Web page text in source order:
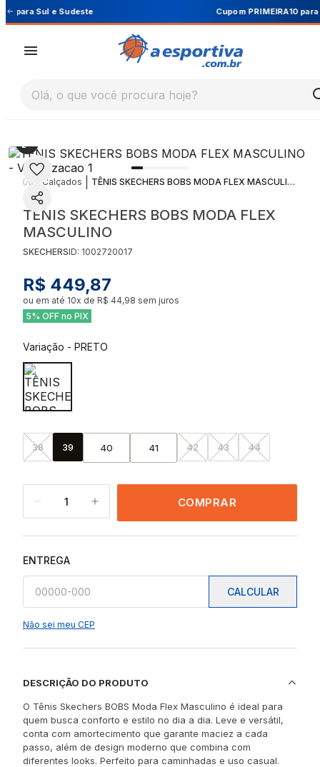
Cupom PRIMEIRA10 para 10% OFF na 1ª compra
Olá, o que você procura hoje?
Calçados TÊNIS SKECHERS BOBS MODA FLEX MASCULINO
TÊNIS SKECHERS BOBS MODA FLEX
MASCULINO
SKECHERSID: 1002720017
R$ 449,87
ou em até 10x de R$ 44,98 sem juros
5% OFF no PIX
Variação - PRETO
38 39 40 41 42 43 44
1 COMPRAR
ENTREGA
CALCULAR
Não sei meu CEP
DESCRIÇÃO DO PRODUTO
O Tênis Skechers BOBS Moda Flex Masculino é ideal para
quem busca conforto e estilo no dia a dia. Leve e versátil,
conta com amortecimento que garante maciez a cada
passo, além de design moderno que combina com
diferentes looks. Perfeito para caminhadas e uso casual.